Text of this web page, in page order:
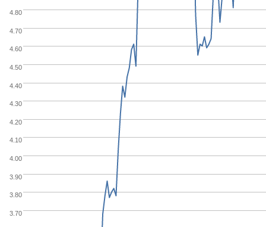
4.00
4.50
3.70
3.80
3.90
4.10
4.20
4.30
4.40
4.60
4.70
4.80